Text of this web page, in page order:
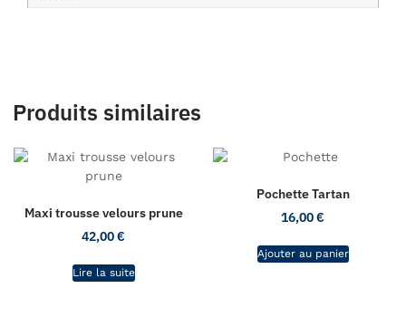
Produits similaires
Maxi trousse velours prune
42,00€
Lire la suite
Pochette Tartan
16,00€
Ajouter au panier